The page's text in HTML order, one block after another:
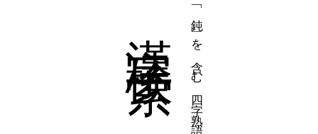
四字熟語
一覧表示 「鈍」を含む四字熟語
四字熟語
一覧表示